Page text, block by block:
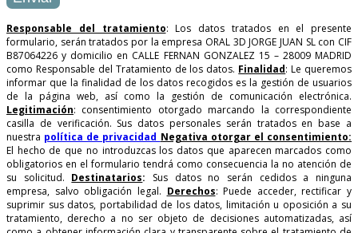
Responsable del tratamiento: Los datos tratados en el presente
formulario, serán tratados por la empresa ORAL 3D JORGE JUAN SL con CIF
B87064226 y domicilio en CALLE FERNAN GONZALEZ 15 – 28009 MADRID
como Responsable del Tratamiento de los datos. Finalidad: Le queremos
informar que la finalidad de los datos recogidos es la gestión de usuarios
de la página web, así como la gestión de comunicación electrónica.
Legitimación: consentimiento otorgado marcando la correspondiente
casilla de verificación. Sus datos personales serán tratados en base a
nuestra política de privacidad Negativa otorgar el consentimiento:
El hecho de que no introduzcas los datos que aparecen marcados como
obligatorios en el formulario tendrá como consecuencia la no atención de
su solicitud. Destinatarios: Sus datos no serán cedidos a ninguna
empresa, salvo obligación legal. Derechos: Puede acceder, rectificar y
suprimir sus datos, portabilidad de los datos, limitación u oposición a su
tratamiento, derecho a no ser objeto de decisiones automatizadas, así